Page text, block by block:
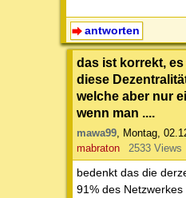
antworten
das ist korrekt,
diese
welche aber nur
wenn man ....
mawa99 Montag,
mabraton
2533 Views
bedenkt das die
91% des